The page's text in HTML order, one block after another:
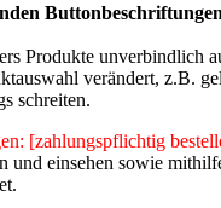
Produkte unverbindlich
verändert, z.B.
schreiten.
[zahlungspflichtig
und einsehen sowie